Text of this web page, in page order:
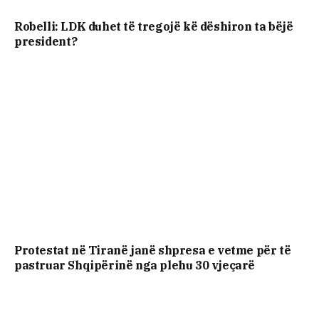
Robelli: LDK duhet të tregojë kë dëshiron ta bëjë
president?
Protestat në Tiranë janë shpresa e vetme për të
pastruar Shqipërinë nga plehu 30 vjeçarë